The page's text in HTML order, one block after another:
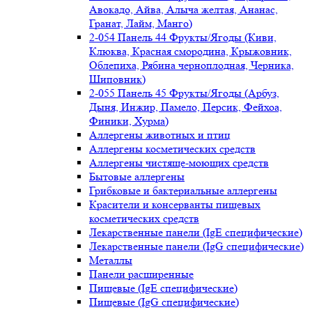
Авокадо, Айва, Алыча желтая, Ананас,
Гранат, Лайм, Манго)
2-054 Панель 44 Фрукты/Ягоды (Киви,
Клюква, Красная смородина, Крыжовник,
Облепиха, Рябина черноплодная, Черника,
Шиповник)
2-055 Панель 45 Фрукты/Ягоды (Арбуз,
Дыня, Инжир, Памело, Персик, Фейхоа,
Финики, Хурма)
Аллергены животных и птиц
Аллергены косметических средств
Аллергены чистяще-моющих средств
Бытовые аллергены
Грибковые и бактериальные аллергены
Красители и консерванты пищевых
косметических средств
Лекарственные панели (IgE специфические)
Лекарственные панели (IgG специфические)
Металлы
Панели расширенные
Пищевые (IgE специфические)
Пищевые (IgG специфические)